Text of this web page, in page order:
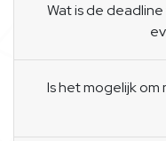
Wat is de
Is het mogelijk om